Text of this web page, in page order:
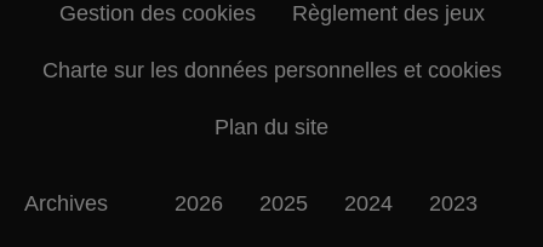
Gestion des cookies Règlement des jeux
Charte sur les données personnelles et cookies
Plan du site
Archives 2026 2025 2024 2023